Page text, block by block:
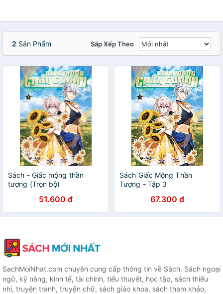
2 Sản Phẩm Sắp Xếp Theo
Sách - Giấc mộng thần
tượng (Trọn bộ)
51.600 đ
Sách Giấc Mộng Thần
Tượng - Tập 3
67.300 đ
SachMoiNhat.com chuyên cung cấp thông tin về Sách. Sách ngoại
ngữ, kỹ năng, kinh tế, tài chính, tiểu thuyết, học tập, sách thiếu
nhi, truyện tranh, truyện chữ, sách giáo khoa, sách tham khảo,